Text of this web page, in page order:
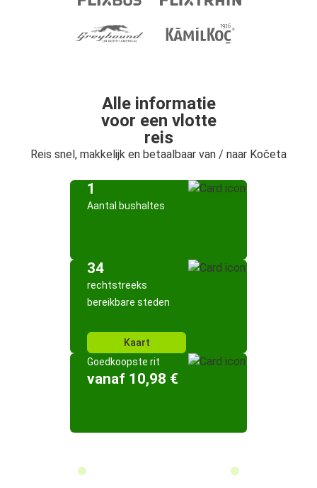
Alle informatie
voor een vlotte
reis
Reis snel, makkelijk en betaalbaar van / naar Kočeta
1
Aantal bushaltes
34
rechtstreeks
bereikbare steden
Kaart
Goedkoopste rit
vanaf 10,98 €